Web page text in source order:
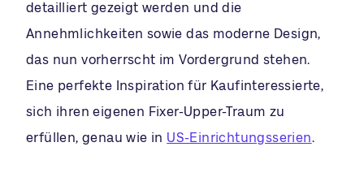
detailliert gezeigt werden und die
Annehmlichkeiten sowie das moderne Design,
das nun vorherrscht im Vordergrund stehen.
Eine perfekte Inspiration für Kaufinteressierte,
sich ihren eigenen Fixer-Upper-Traum zu
erfüllen, genau wie in US-Einrichtungsserien.